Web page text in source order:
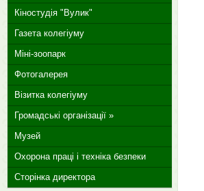
Кіностудія "Вулик"
Газета колегіуму
Міні-зоопарк
Фотогалерея
Візитка колегіуму
Громадські організації »
Музей
Охорона праці і техніка безпеки
Сторінка директора